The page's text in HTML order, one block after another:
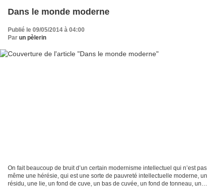
Dans le monde moderne
Publié le 09/05/2014 à 04:00
Par un pèlerin
On fait beaucoup de bruit d’un certain modernisme intellectuel qui n’est pas
même une hérésie, qui est une sorte de pauvreté intellectuelle moderne, un
résidu, une lie, un fond de cuve, un bas de cuvée, un fond de tonneau, un